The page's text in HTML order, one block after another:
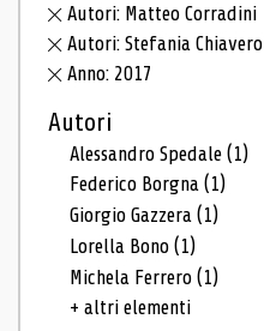
Autori: Matteo Corradini
Autori: Stefania Chiavero
Anno: 2017
Autori
Alessandro Spedale(1)
Federico Borgna(1)
Giorgio Gazzera(1)
Lorella Bono(1)
Michela Ferrero(1)
+ altri elementi